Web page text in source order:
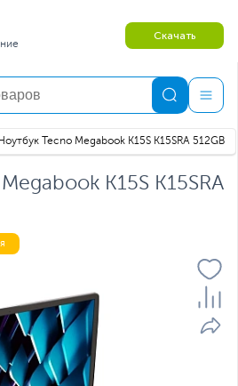
Скачать
Ноутбук Tecno Megabook K15S K15SRA 512GB
K15S K15SRA